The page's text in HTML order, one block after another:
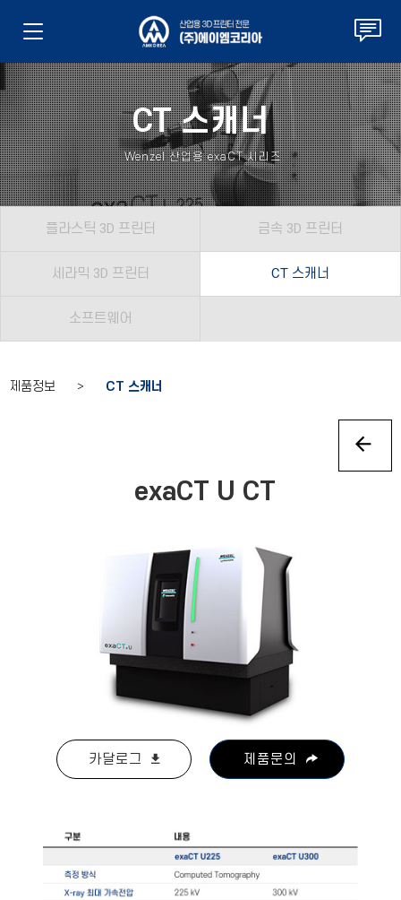
CT 스캐너
Wenzel 산업용 exaCT 시리즈
플라스틱 3D 프린터 금속 3D 프린터
세라믹 3D 프린터 CT 스캐너
소프트웨어
제품정보 > CT 스캐너
exaCT U CT
카달로그 제품문의